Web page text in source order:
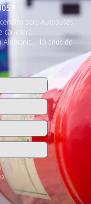
para
carretera
Alemania - 10 años de